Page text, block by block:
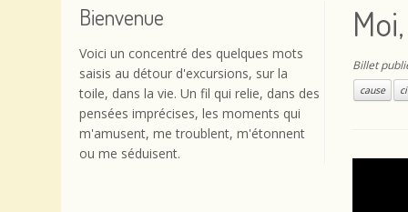
Bienvenue
Voici un concentré des quelques mots
saisis au détour d'excursions, sur la
toile, dans la vie. Un fil qui relie, dans des
pensées imprécises, les moments qui
m'amusent, me troublent, m'étonnent
ou me séduisent.
Billet
cause